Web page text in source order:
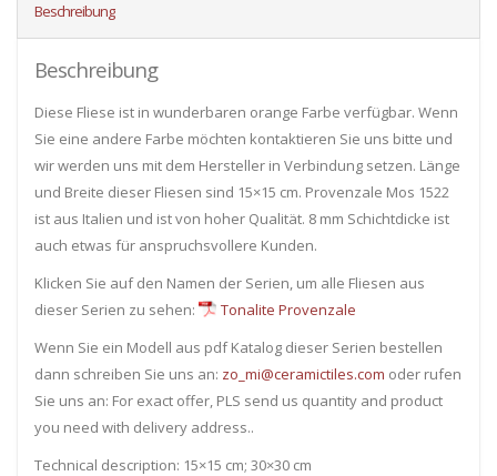
Beschreibung
Beschreibung
Diese Fliese ist in wunderbaren orange Farbe verfügbar. Wenn
Sie eine andere Farbe möchten kontaktieren Sie uns bitte und
wir werden uns mit dem Hersteller in Verbindung setzen. Länge
und Breite dieser Fliesen sind 15×15 cm. Provenzale Mos 1522
ist aus Italien und ist von hoher Qualität. 8 mm Schichtdicke ist
auch etwas für anspruchsvollere Kunden.
Klicken Sie auf den Namen der Serien, um alle Fliesen ​​aus
dieser Serien zu sehen:
Tonalite Provenzale
Wenn Sie ein Modell aus pdf Katalog dieser Serien bestellen
dann schreiben Sie uns an: zo_mi@ceramictiles.com oder rufen
Sie uns an: For exact offer, PLS send us quantity and product
you need with delivery address..
Technical description: 15×15 cm; 30×30 cm